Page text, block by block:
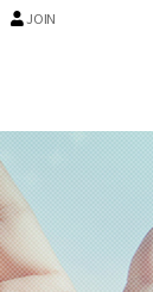
JOIN